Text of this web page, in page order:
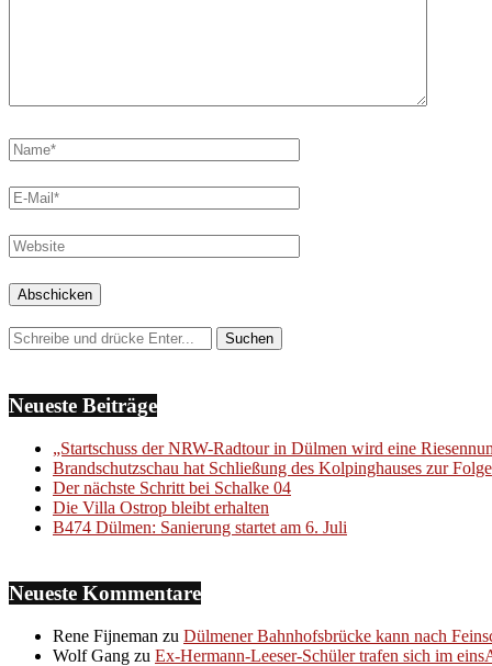
Neueste Beiträge
„Startschuss der NRW-Radtour in Dülmen wird eine
Brandschutzschau hat Schließung des Kolpinghauses zur Folge
Der nächste Schritt bei Schalke 04
Die Villa Ostrop bleibt erhalten
B474 Dülmen: Sanierung startet am 6. Juli
Neueste Kommentare
Rene Fijneman zu Dülmener Bahnhofsbrücke kann nach
Wolf Gang zu Ex-Hermann-Leeser-Schüler trafen sich im